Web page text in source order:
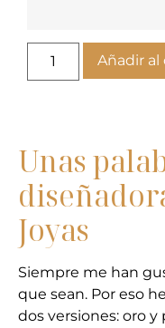
Añadir al
Unas
Joyas
Siempre me han
que sean. Por eso
dos versiones: oro